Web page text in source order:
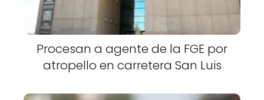
Procesan a agente de la FGE por
atropello en carretera San Luis